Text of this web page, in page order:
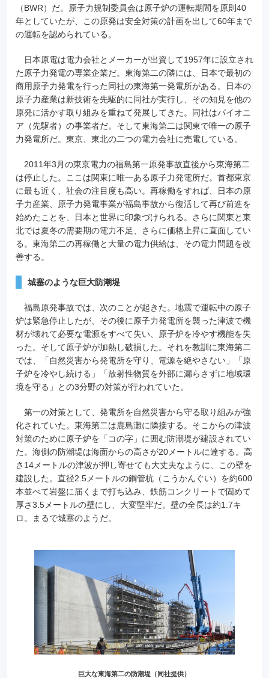
（BWR）だ。原子力規制委員会は原子炉の運転期間を原則40
年としていたが、この原発は安全対策の計画を出して60年まで
の運転を認められている。
日本原電は電力会社とメーカーが出資して1957年に設立され
た原子力発電の専業企業だ。東海第二の隣には、日本で最初の
商用原子力発電を行った同社の東海第一発電所がある。日本の
原子力産業は新技術を先駆的に同社が実行し、その知見を他の
原発に活かす取り組みを重ねて発展してきた。同社はパイオニ
ア（先駆者）の事業者だ。そして東海第二は関東で唯一の原子
力発電所だ。東京、東北の二つの電力会社に売電している。
2011年3月の東京電力の福島第一原発事故直後から東海第二
は停止した。ここは関東に唯一ある原子力発電所だ。首都東京
に最も近く、社会の注目度も高い。再稼働をすれば、日本の原
子力産業、原子力発電事業が福島事故から復活して再び前進を
始めたことを、日本と世界に印象づけられる。さらに関東と東
北では夏冬の需要期の電力不足、さらに価格上昇に直面してい
る。東海第二の再稼働と大量の電力供給は、その電力問題を改
善する。
城塞のような巨大防潮堤
福島原発事故では、次のことが起きた。地震で運転中の原子
炉は緊急停止したが、その後に原子力発電所を襲った津波で機
材が壊れて必要な電源をすべて失い、原子炉を冷やす機能を失
った。そして原子炉が加熱し破損した。それを教訓に東海第二
では、「自然災害から発電所を守り、電源を絶やさない」「原
子炉を冷やし続ける」「放射性物質を外部に漏らさずに地域環
境を守る」との3分野の対策が行われていた。
第一の対策として、発電所を自然災害から守る取り組みが強
化されていた。東海第二は鹿島灘に隣接する。そこからの津波
対策のために原子炉を「コの字」に囲む防潮堤が建設されてい
た。海側の防潮堤は海面からの高さが20メートルに達する。高
さ14メートルの津波が押し寄せても大丈夫なように、この壁を
建設した。直径2.5メートルの鋼管杭（こうかんぐい）を約600
本並べて岩盤に届くまで打ち込み、鉄筋コンクリートで固めて
厚さ3.5メートルの壁にし、大変堅牢だ。壁の全長は約1.7キ
ロ。まるで城塞のようだ。
巨大な東海第二の防潮堤（同社提供）